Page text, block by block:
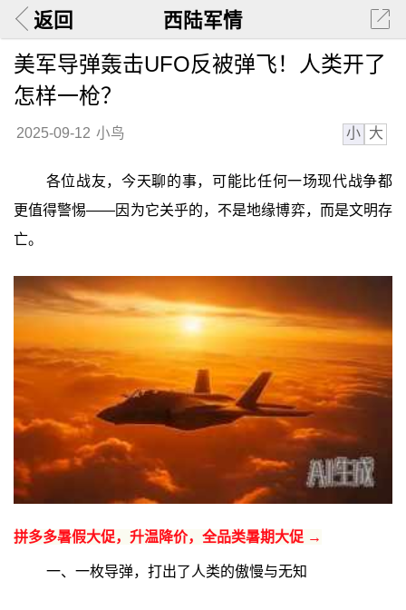
返回 西陆军情
美军导弹轰击UFO反被弹飞！人类开了
怎样一枪？
2025-09-12 小鸟 小 大
各位战友，今天聊的事，可能比任何一场现代战争都
更值得警惕——因为它关乎的，不是地缘博弈，而是文明存
亡。
拼多多暑假大促，升温降价，全品类暑期大促 →
一、一枚导弹，打出了人类的傲慢与无知